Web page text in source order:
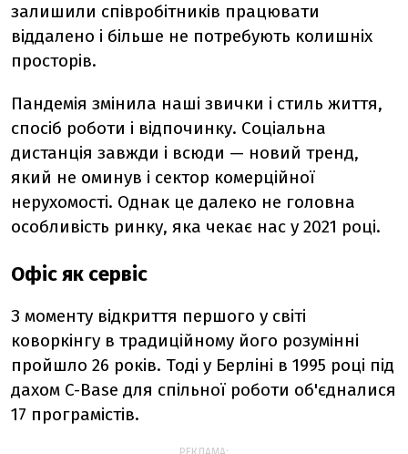
залишили співробітників працювати
віддалено і більше не потребують колишніх
просторів.
Пандемія змінила наші звички і стиль життя,
спосіб роботи і відпочинку. Соціальна
дистанція завжди і всюди — новий тренд,
який не оминув і сектор комерційної
нерухомості. Однак це далеко не головна
особливість ринку, яка чекає нас у 2021 році.
Офіс як сервіс
З моменту відкриття першого у світі
коворкінгу в традиційному його розумінні
пройшло 26 років. Тоді у Берліні в 1995 році під
дахом C-Base для спільної роботи об'єдналися
17 програмістів.